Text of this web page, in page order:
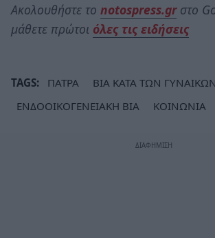
Ακολουθήστε το notospress.grστο
μάθετε πρώτοι όλες τις ειδήσεις
TAGS: ΠΑΤΡΑ
ΒΙΑ ΚΑΤΑ ΤΩΝ ΓΥΝΑΙΚΩΝ
ΕΝΔΟΟΙΚΟΓΕΝΕΙΑΚΗ ΒΙΑ
ΚΟΙΝΩΝΙΑ